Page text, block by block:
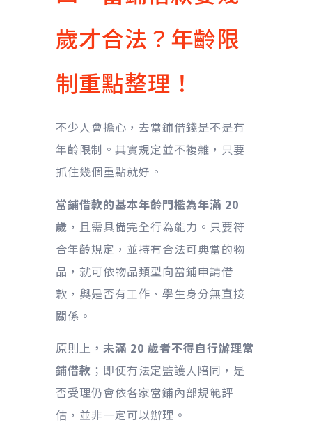
歲才合法？年齡限
制重點整理！
不少人會擔心，去當鋪借錢是不是有
年齡限制。其實規定並不複雜，只要
抓住幾個重點就好。
當鋪借款的基本年齡門檻為年滿 20
歲 ，且需具備完全行為能力。只要符
合年齡規定，並持有合法可典當的物
品，就可依物品類型向當鋪申請借
款，與是否有工作、學生身分無直接
關係。
原則上 ，未滿 20 歲者不得自行辦理當
鋪借款 ；即使有法定監護人陪同，是
否受理仍會依各家當鋪內部規範評
估，並非一定可以辦理。